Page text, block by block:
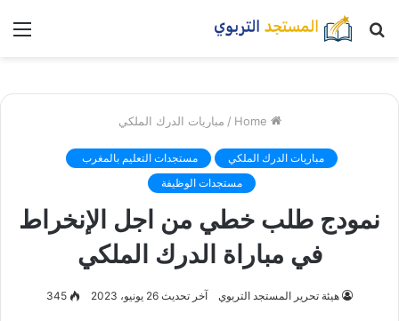
بحث
/ مباريات الدرك الملكي
مباريات الدرك الملكي
مستجدات التعليم بالمغرب
مستجدات الوظيفة
نمودج طلب خطي من اجل الإنخراط
في مباراة الدرك الملكي
هيئة تحرير المستجد التربوي آخر تحديث 26 يونيو، 2023 345